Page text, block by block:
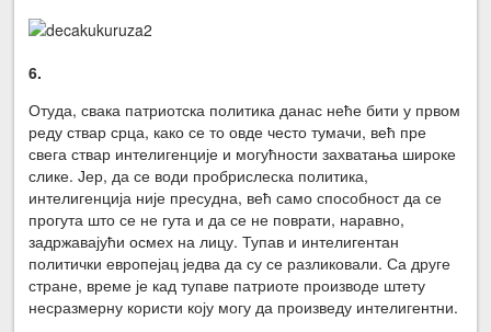
6.
Отуда, свака патриотска политика данас неће бити у првом
реду ствар срца, како се то овде често тумачи, већ пре
свега ствар интелигенције и могућности захватања широке
слике. Јер, да се води пробрислеска политика,
интелигенција није пресудна, већ само способност да се
прогута што се не гута и да се не поврати, наравно,
задржавајући осмех на лицу. Тупав и интелигентан
политички европејац једва да су се разликовали. Са друге
стране, време је кад тупаве патриоте производе штету
несразмерну користи коју могу да произведу интелигентни.